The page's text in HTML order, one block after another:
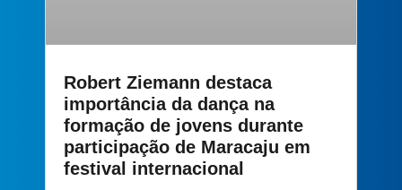
Robert Ziemann destaca
importância da dança na
formação de jovens durante
participação de Maracaju em
festival internacional